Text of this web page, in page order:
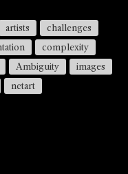
artists
challenges
complexity
Ambiguity
images
netart